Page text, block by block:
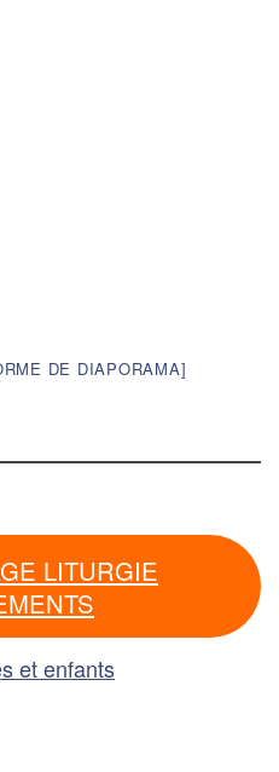
DE DIAPORAMA]
LITURGIE
et enfants